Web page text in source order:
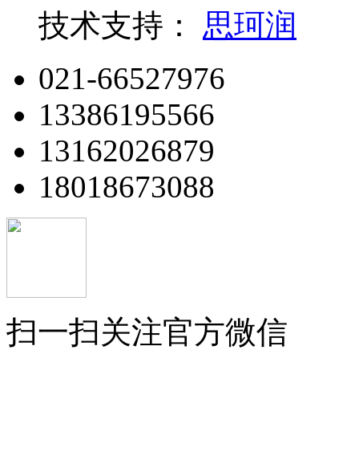
技术支持： 思珂润
021-66527976
13386195566
13162026879
18018673088
扫一扫关注官方微信